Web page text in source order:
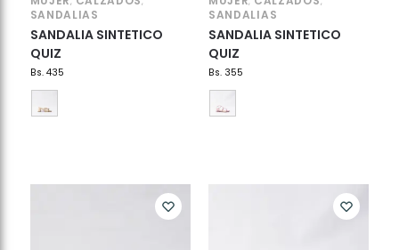
SANDALIAS
SANDALIA SINTETICO
QUIZ
Bs.435
SANDALIAS
SANDALIA SINTETICO
QUIZ
Bs.355